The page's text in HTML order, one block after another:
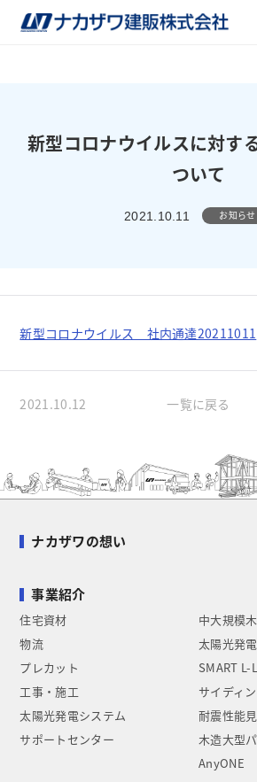
新型コロナウイルスに対す
ついて
2021.10.11 お知らせ
新型コロナウイルス 社内通達20211011
2021.10.12 一覧に戻る
ナカザワの想い
事業紹介
住宅資材
物流
プレカット
工事・施工
太陽光発電システム
サポートセンター
中大規模
太陽光発
SMART L-
サイディ
耐震性能
木造大型
AnyONE